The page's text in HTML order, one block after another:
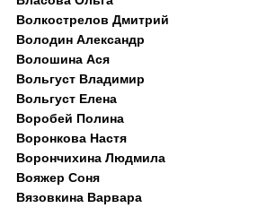
Волкострелов Дмитрий
Володин Александр
Волошина Ася
Вольгуст Владимир
Вольгуст Елена
Воробей Полина
Воронкова Настя
Ворончихина Людмила
Вояжер Соня
Вязовкина Варвара